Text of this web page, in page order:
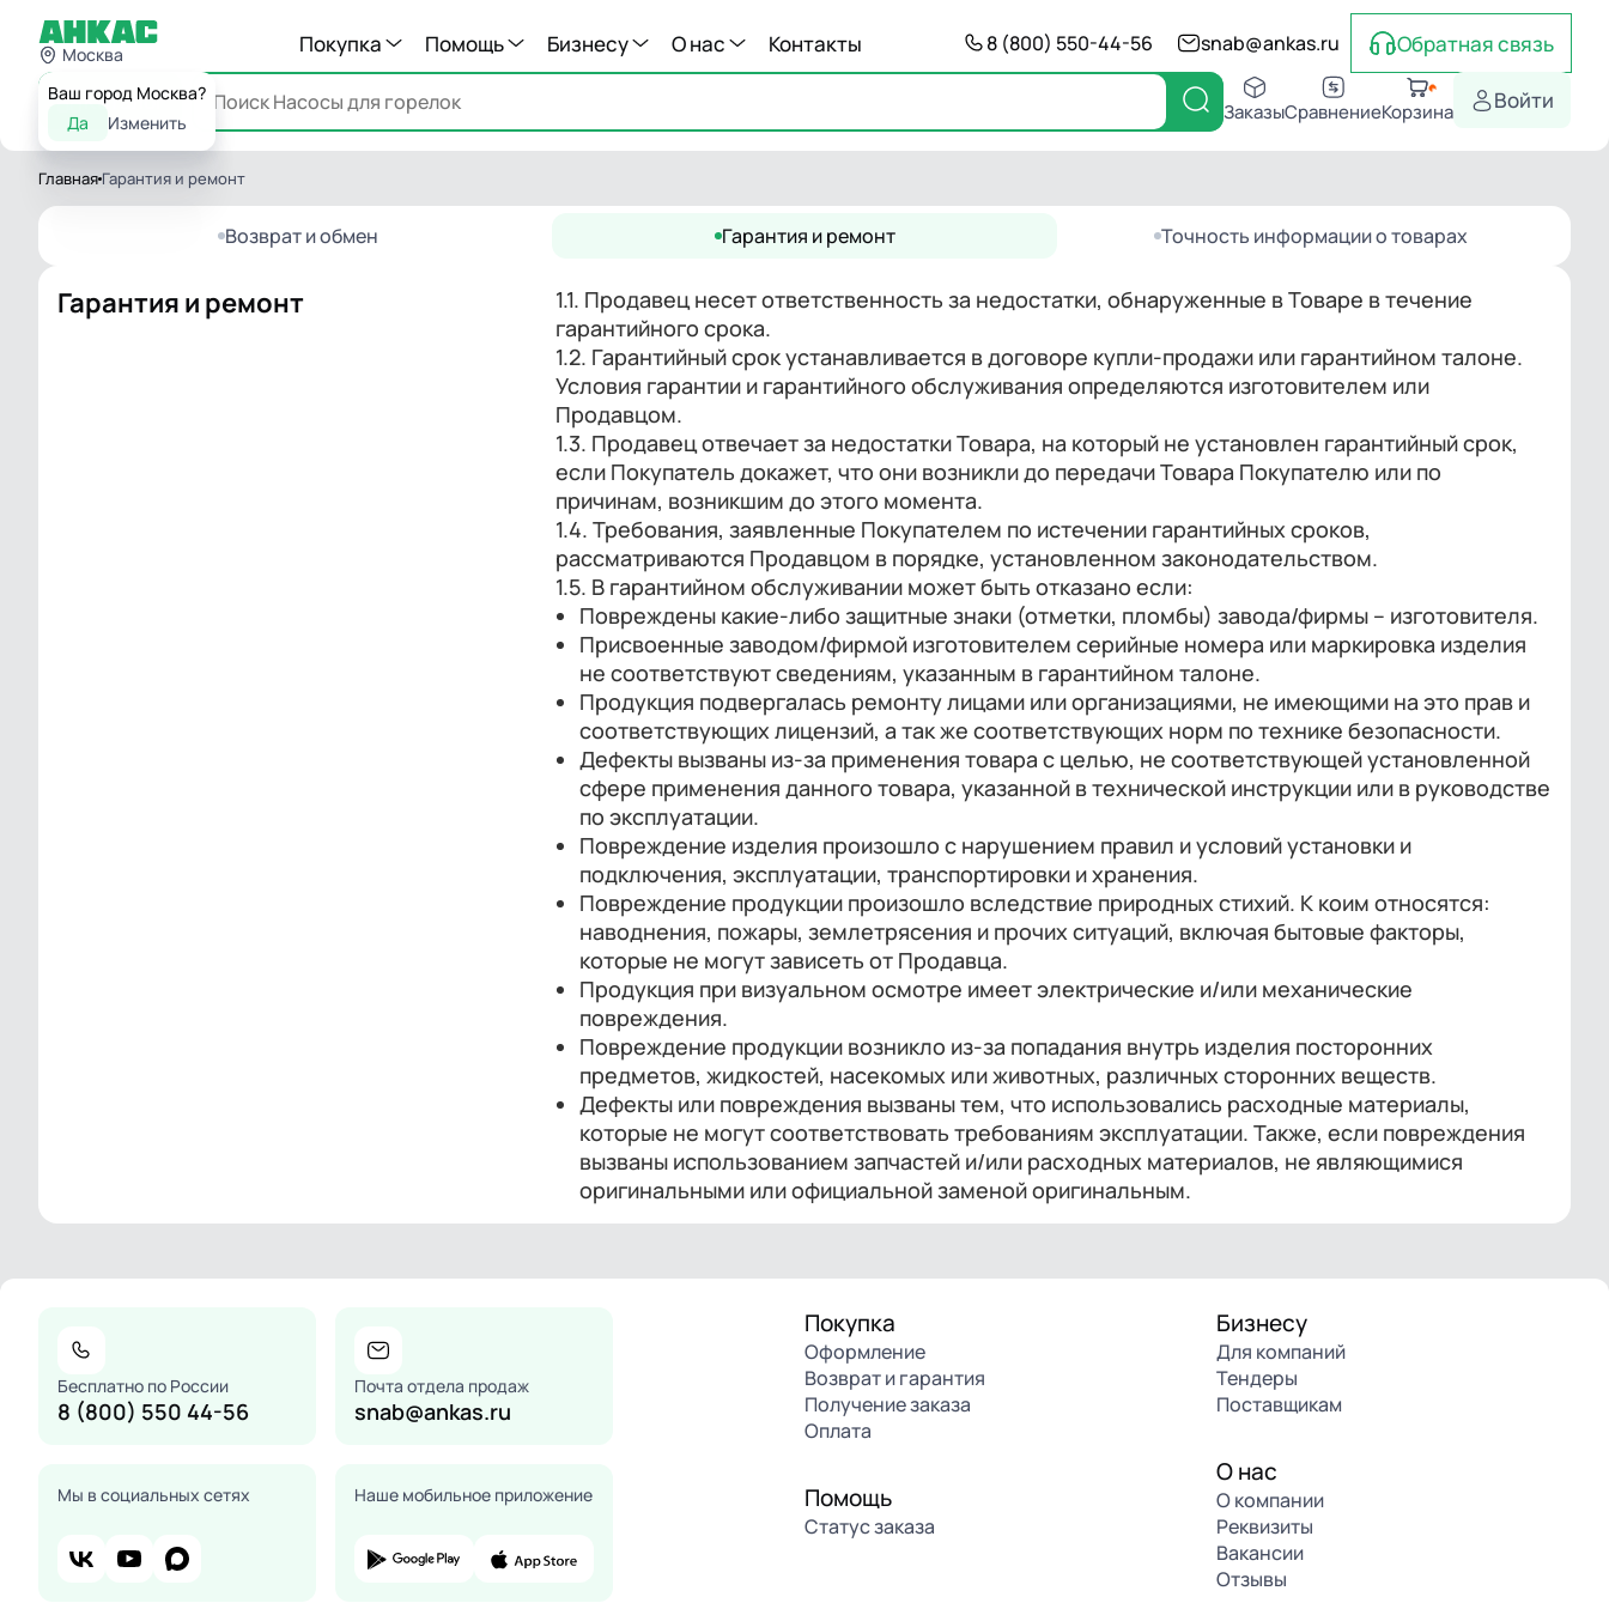
Москва
Ваш город Москва?
Да
Изменить
Покупка Помощь Бизнесу О нас Контакты 8 (800) 550-44-56 snab@ankas.ru Обратная связь
Каталог ЗаказыСравнениеКорзина Войти
Главная Гарантия и ремонт
Возврат и обмен Гарантия и ремонт Точность информации о товарах
Гарантия и ремонт
1.1. Продавец несет ответственность за недостатки, обнаруженные в Товаре в течение
гарантийного срока.
1.2. Гарантийный срок устанавливается в договоре купли-продажи или гарантийном талоне.
Условия гарантии и гарантийного обслуживания определяются изготовителем или
Продавцом.
1.3. Продавец отвечает за недостатки Товара, на который не установлен гарантийный срок,
если Покупатель докажет, что они возникли до передачи Товара Покупателю или по
причинам, возникшим до этого момента.
1.4. Требования, заявленные Покупателем по истечении гарантийных сроков,
рассматриваются Продавцом в порядке, установленном законодательством.
1.5. В гарантийном обслуживании может быть отказано если:
Повреждены какие-либо защитные знаки (отметки, пломбы) завода/фирмы – изготовителя.
Присвоенные заводом/фирмой изготовителем серийные номера или маркировка изделия
не соответствуют сведениям, указанным в гарантийном талоне.
Продукция подвергалась ремонту лицами или организациями, не имеющими на это прав и
соответствующих лицензий, а так же соответствующих норм по технике безопасности.
Дефекты вызваны из-за применения товара с целью, не соответствующей установленной
сфере применения данного товара, указанной в технической инструкции или в руководстве
по эксплуатации.
Повреждение изделия произошло с нарушением правил и условий установки и
подключения, эксплуатации, транспортировки и хранения.
Повреждение продукции произошло вследствие природных стихий. К коим относятся:
наводнения, пожары, землетрясения и прочих ситуаций, включая бытовые факторы,
которые не могут зависеть от Продавца.
Продукция при визуальном осмотре имеет электрические и/или механические
повреждения.
Повреждение продукции возникло из-за попадания внутрь изделия посторонних
предметов, жидкостей, насекомых или животных, различных сторонних веществ.
Дефекты или повреждения вызваны тем, что использовались расходные материалы,
которые не могут соответствовать требованиям эксплуатации. Также, если повреждения
вызваны использованием запчастей и/или расходных материалов, не являющимися
оригинальными или официальной заменой оригинальным.
Бесплатно по России
8 (800) 550 44-56
Почта отдела продаж
snab@ankas.ru
Мы в социальных сетях Наше мобильное приложение
Покупка
Оформление
Возврат и гарантия
Получение заказа
Оплата
Помощь
Статус заказа
Бизнесу
Для компаний
Тендеры
Поставщикам
О нас
О компании
Реквизиты
Вакансии
Отзывы